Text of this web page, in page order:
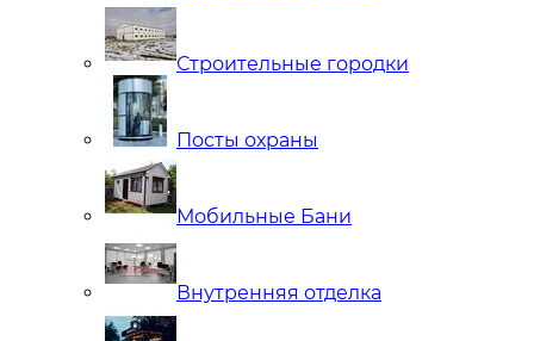
Строительные городки
Посты охраны
Мобильные Бани
Внутренняя отделка